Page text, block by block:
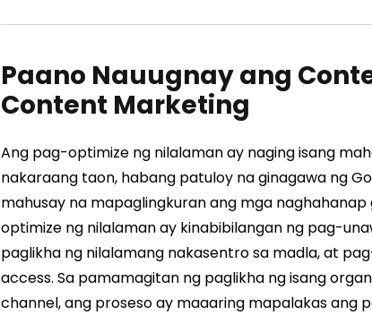
Paano Nauugnay ang
Content Marketing
Ang pag-optimize ng nilalaman ay naging isang
nakaraang taon, habang patuloy na ginagawa ng
mahusay na mapaglingkuran ang mga
optimize ng nilalaman ay kinabibilangan ng pag-
paglikha ng nilalamang nakasentro sa madla, at
access. Sa pamamagitan ng paglikha ng isang
channel, ang proseso ay maaaring mapalakas ang